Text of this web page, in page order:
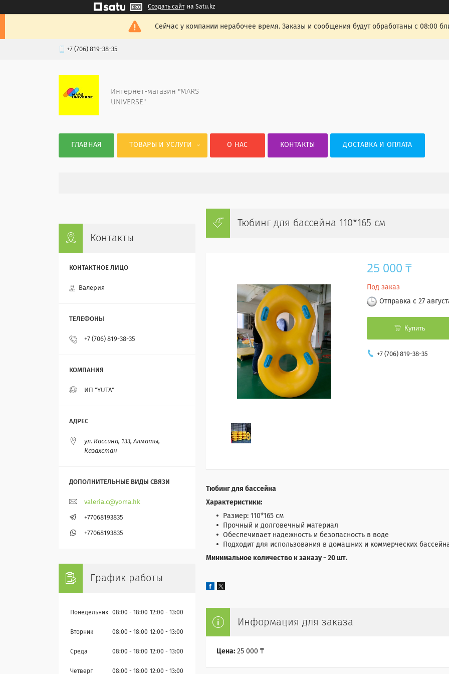
Создать сайт на Satu.kz
Сейчас у компании нерабочее время. Заказы и сообщения будут обработаны с 08:00
+7 (706) 819-38-35
Интернет-магазин "MARS
UNIVERSE"
ГЛАВНАЯ ТОВАРЫ И УСЛУГИ О НАС КОНТАКТЫ ДОСТАВКА И ОПЛАТА
Тюбинг для бассейна 110*165 см
25 000 ₸
Под заказ
Отправка с 27
Купить
+7 (706) 819-38-35
Тюбинг для бассейна
Характеристики:
Размер: 110*165 см
Прочный и долговечный материал
Обеспечивает надежность и безопасность в воде
Подходит для использования в домашних и коммерческих
Минимальное количество к заказу - 20 шт.
Информация для заказа
Цена: 25 000 ₸
Контакты
Валерия
+7 (706) 819-38-35
ИП "YUTA"
ул. Кассина, 133, Алматы,
Казахстан
valeria.c@yoma.hk
+77068193835
+77068193835
График работы
Понедельник 08:00 18:00 12:00 13:00
Вторник 08:00 18:00 12:00 13:00
Среда 08:00 18:00 12:00 13:00
Четверг 08:00 18:00 12:00 13:00